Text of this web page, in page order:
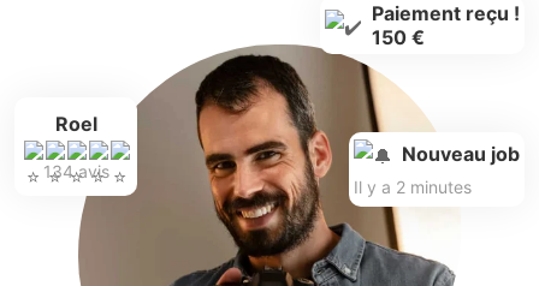
Roel
134 avis
Paiement reçu !
150 €
Nouveau job
Il y a 2 minutes